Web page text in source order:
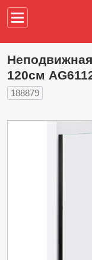
120см
188879